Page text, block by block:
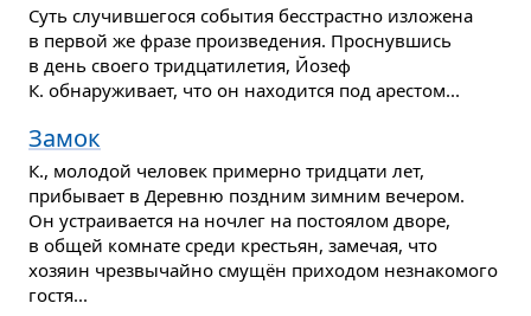
Суть случившегося события бесстрастно изложена
в первой же фразе произведения. Проснувшись
в день своего тридцатилетия, Йозеф
К. обнаруживает, что он находится под арестом...
Замок
К., молодой человек примерно тридцати лет,
прибывает в Деревню поздним зимним вечером.
Он устраивается на ночлег на постоялом дворе,
в общей комнате среди крестьян, замечая, что
хозяин чрезвычайно смущён приходом незнакомого
гостя...